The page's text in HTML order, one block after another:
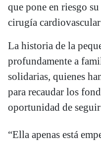
que pone en riesgo
cirugía
La historia de la
profundamente a
solidarias, quienes
para recaudar los
oportunidad de
“Ella apenas está